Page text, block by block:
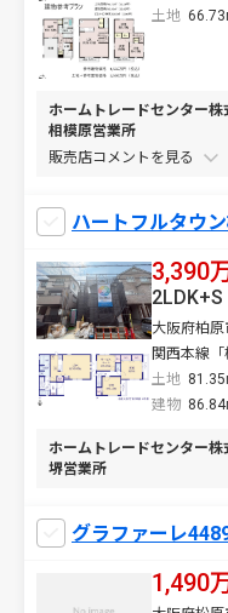
土地
ホームトレードセンター株
相模原営業所
販売店コメントを
ハートフルタウ
3,390
大阪府柏原
関西本線
土地
2LDK+S
建物
ホームトレードセンター株
堺営業所
グラファーレ
1,490